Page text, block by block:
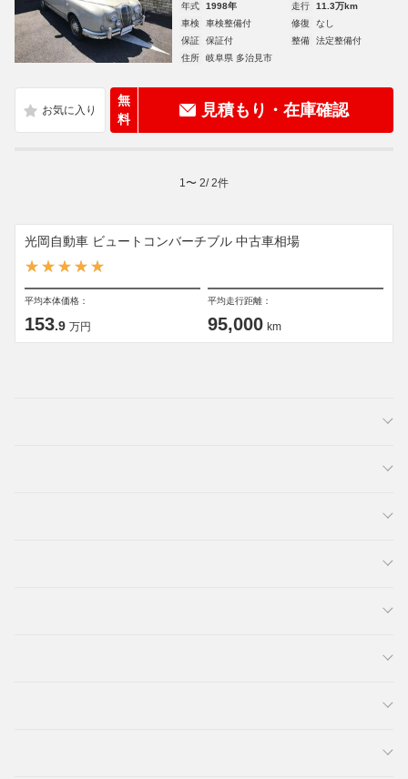
年式 1998年 走行
11.3万km
車検
車検整備付 修復
なし
保証
保証付 整備
法定整備付
住所
岐阜県 多治見市
無
料
見積もり・在庫確認
1 〜 2/2件
光岡自動車 ビュートコンバーチブル 中古車相場
平均本体価格：
153.9 万円
平均走行距離：
95,000 km